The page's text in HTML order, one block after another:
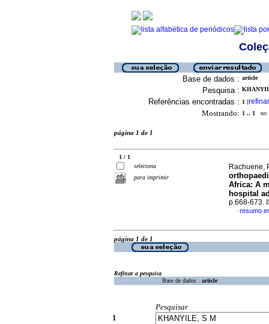
Base de dados : article
Pesquisa :
Referências encontradas : 1 [refinar
Mostrando: 1 .. 1 no
página 1 de 1
1 / 1
seleciona
para imprimir
Rachuene,
Africa: A
hospital
p.668-673.
· resumo
página 1 de 1
Refinar a pesquisa
Base de dados : article
Pesquisar
1